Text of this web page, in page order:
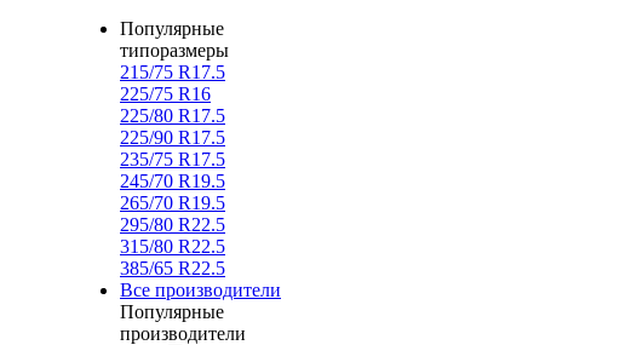
Популярные
типоразмеры
215/75 R17.5
225/75 R16
225/80 R17.5
225/90 R17.5
235/75 R17.5
245/70 R19.5
265/70 R19.5
295/80 R22.5
315/80 R22.5
385/65 R22.5
Все производители
Популярные
производители